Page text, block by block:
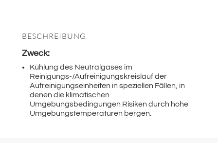
BESCHREIBUNG
Zweck:
Kühlung des Neutralgases im
Reinigungs-/Aufreinigungskreislauf der
Aufreinigungseinheiten in speziellen Fällen, in
denen die klimatischen
Umgebungsbedingungen Risiken durch hohe
Umgebungstemperaturen bergen.